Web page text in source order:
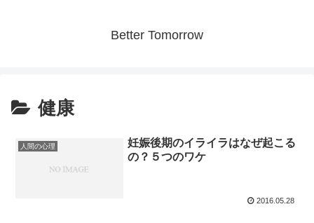
Better Tomorrow
健康
人間の心理
妊娠後期のイライラはなぜ起こる
の？５つのワケ
2016.05.28